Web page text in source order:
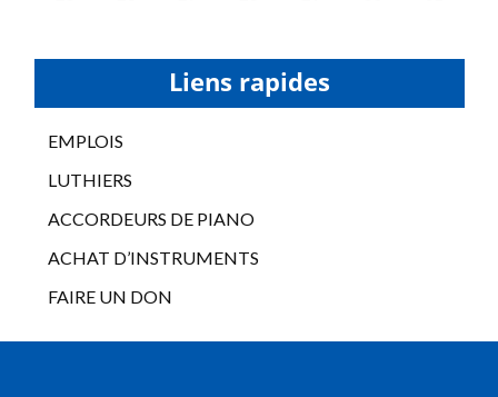
Liens rapides
EMPLOIS
LUTHIERS
ACCORDEURS DE PIANO
ACHAT D’INSTRUMENTS
FAIRE UN DON